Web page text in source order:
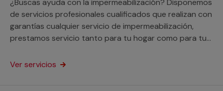
¿Buscas ayuda con la impermeabilización? Disponemos
de servicios profesionales cualificados que realizan con
garantías cualquier servicio de impermeabilización,
prestamos servicio tanto para tu hogar como para tu
Ver servicios